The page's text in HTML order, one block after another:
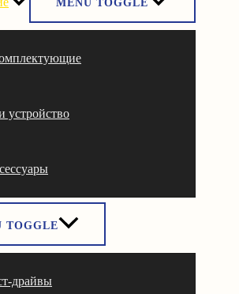
MENU TOGGLE
устройство
TOGGLE
драйвы